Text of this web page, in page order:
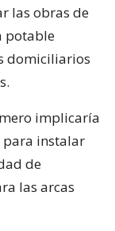
las obras de
potable
domiciliarios
implicaría
para instalar
de
las arcas